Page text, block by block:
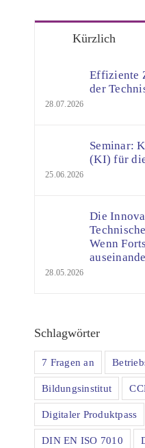
Kürzlich
Effiziente
der
28.07.2026
Seminar:
(KI) für
25.06.2026
Die
Wenn
28.05.2026
Schlagwörter
7 Fragen an
Bildungsinstitut
Digitaler Produktpass
DIN EN ISO 7010